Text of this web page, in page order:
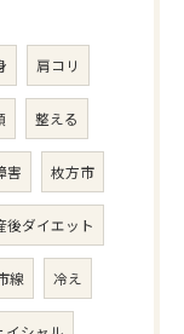
肩コリ
整える
害 枚方市
後ダイエット
線 冷え